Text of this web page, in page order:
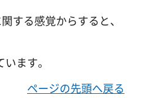
する感覚からすると、
ます。
ページの先頭へ戻る